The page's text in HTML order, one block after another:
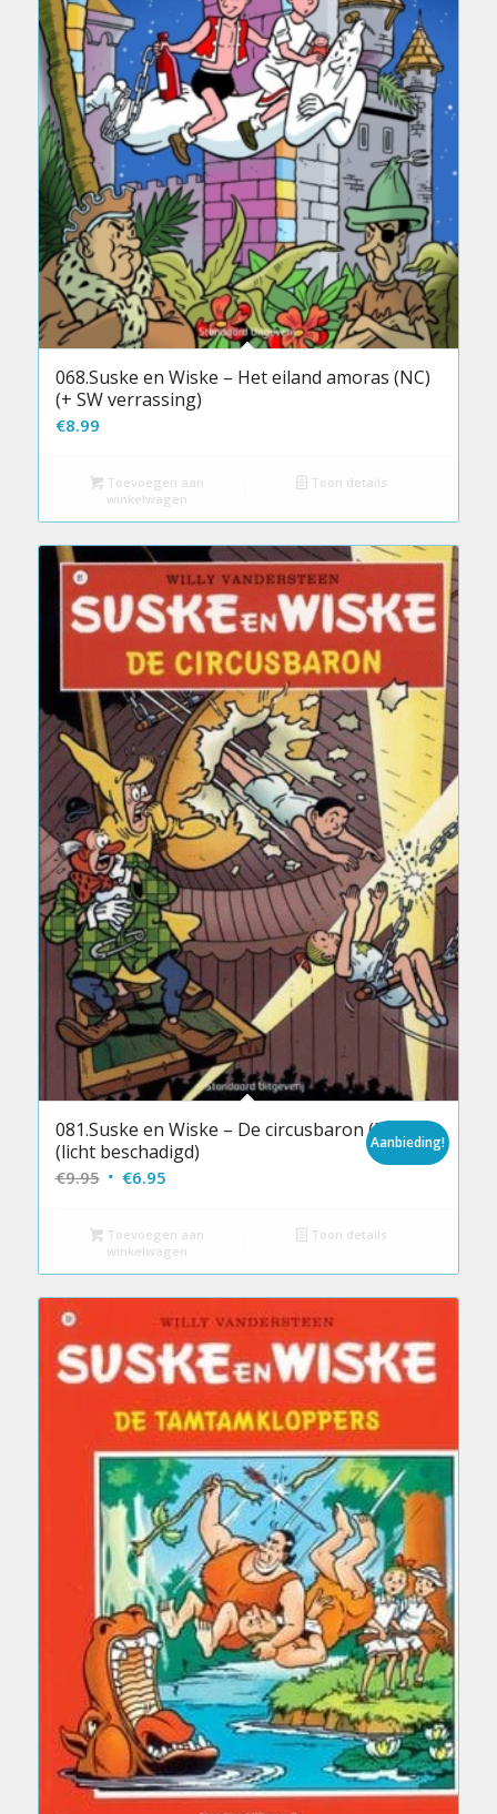
068.Suske en Wiske – Het eiland amoras (NC)
(+ SW verrassing)
€8.99
Toevoegen aan
winkelwagen
Toon details
081.Suske en Wiske – De circusbaron (NC)
(licht beschadigd)
€9.95 Oorspronkelijke
was:
€9.95.
€6.95Huidige
is:
€6.95.
Aanbieding!
Toevoegen aan
winkelwagen
Toon details